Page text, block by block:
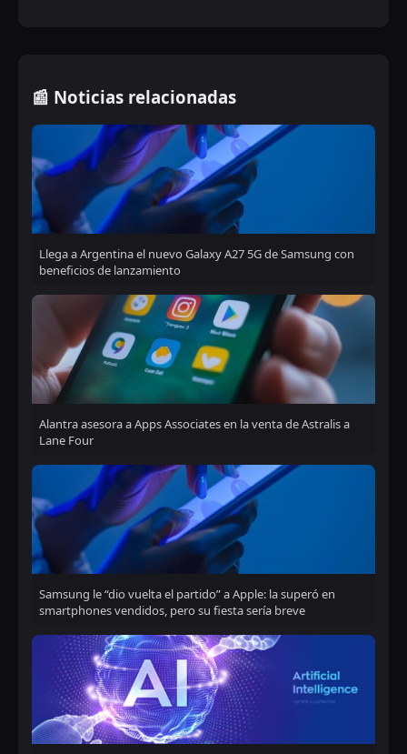
📰 Noticias relacionadas
Llega a Argentina el nuevo Galaxy A27 5G de Samsung con
beneficios de lanzamiento
Alantra asesora a Apps Associates en la venta de Astralis a
Lane Four
Samsung le “dio vuelta el partido” a Apple: la superó en
smartphones vendidos, pero su fiesta sería breve